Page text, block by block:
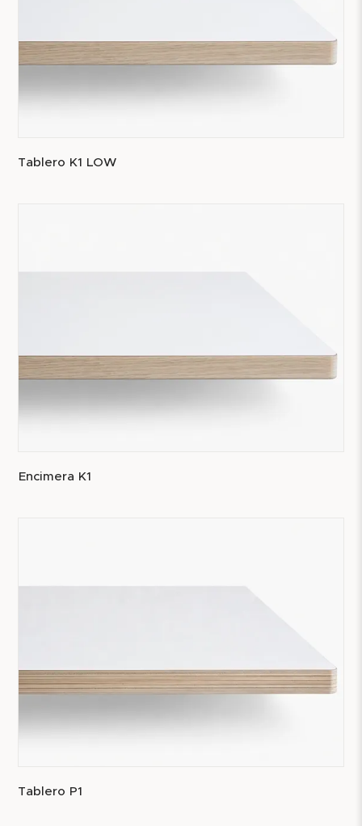
Tablero K1 LOW
Encimera K1
Tablero P1